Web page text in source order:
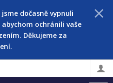
dočasně vypnuli
abychom ochránili vaše
Děkujeme za